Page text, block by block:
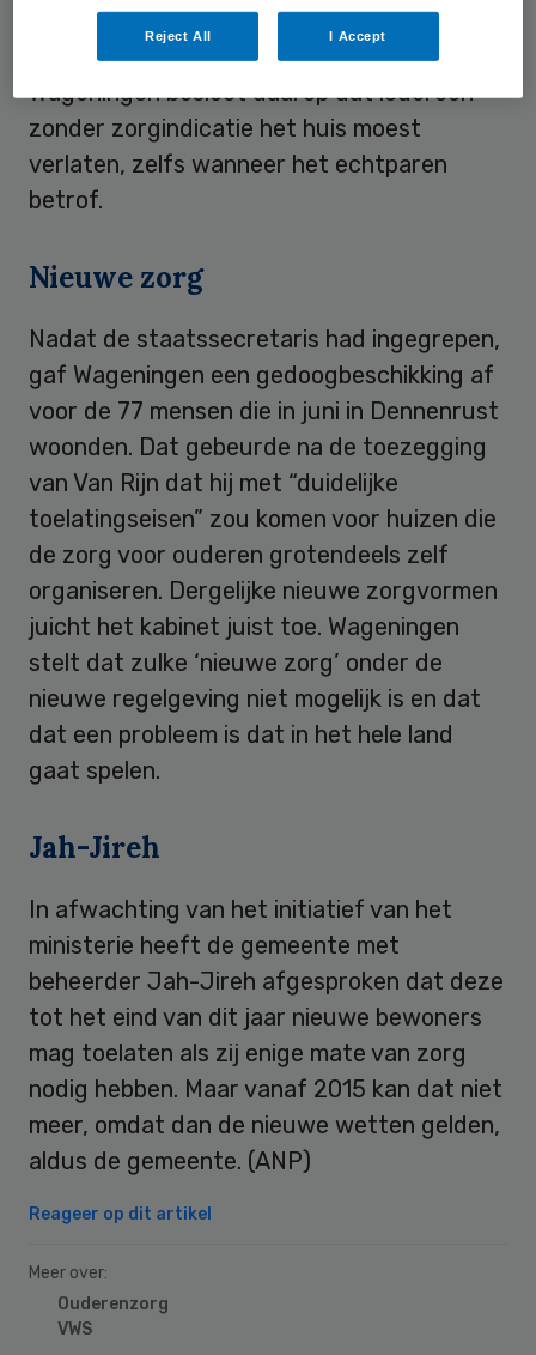
huurders en dat mag niet, omdat
Dennenrust geen woonbestemming heeft.
Wageningen besloot daarop dat iedereen
zonder zorgindicatie het huis moest
verlaten, zelfs wanneer het echtparen
betrof.
Nieuwe zorg
Nadat de staatssecretaris had ingegrepen,
gaf Wageningen een gedoogbeschikking af
voor de 77 mensen die in juni in Dennenrust
woonden. Dat gebeurde na de toezegging
van Van Rijn dat hij met “duidelijke
toelatingseisen” zou komen voor huizen die
de zorg voor ouderen grotendeels zelf
organiseren. Dergelijke nieuwe zorgvormen
juicht het kabinet juist toe. Wageningen
stelt dat zulke ‘nieuwe zorg’ onder de
nieuwe regelgeving niet mogelijk is en dat
dat een probleem is dat in het hele land
gaat spelen.
Jah-Jireh
In afwachting van het initiatief van het
ministerie heeft de gemeente met
beheerder Jah-Jireh afgesproken dat deze
tot het eind van dit jaar nieuwe bewoners
mag toelaten als zij enige mate van zorg
nodig hebben. Maar vanaf 2015 kan dat niet
meer, omdat dan de nieuwe wetten gelden,
aldus de gemeente. (ANP)
Reageer op dit artikel
Meer over:
Ouderenzorg
VWS
Reject All I Accept